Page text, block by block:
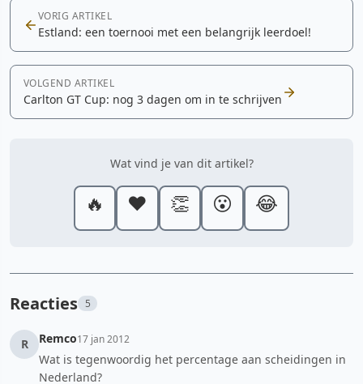
VORIG ARTIKEL
Estland: een toernooi met een belangrijk leerdoel!
VOLGEND ARTIKEL
Carlton GT Cup: nog 3 dagen om in te schrijven
Wat vind je van dit artikel?
🔥 ❤️ 👏 😮 😂
Reacties 5
R Remco17 jan 2012
Wat is tegenwoordig het percentage aan scheidingen in
Nederland?